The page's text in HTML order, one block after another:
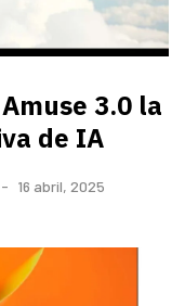
3.0 la
de IA
16 abril, 2025